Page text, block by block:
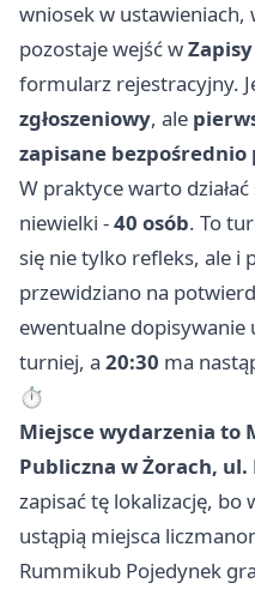
wniosek w ustawieniach,
pozostaje wejść w
formularz rejestracyjny.
zgłoszeniowy, ale
zapisane bezpośrednio
W praktyce warto
niewielki -40 osób. To
się nie tylko refleks, ale i
przewidziano na
ewentualne dopisywanie
turniej, a 20:30 ma
⏱️
Miejsce wydarzenia to
Publiczna w Żorach, ul.
zapisać tę lokalizację, bo
ustąpią miejsca
Rummikub Pojedynek